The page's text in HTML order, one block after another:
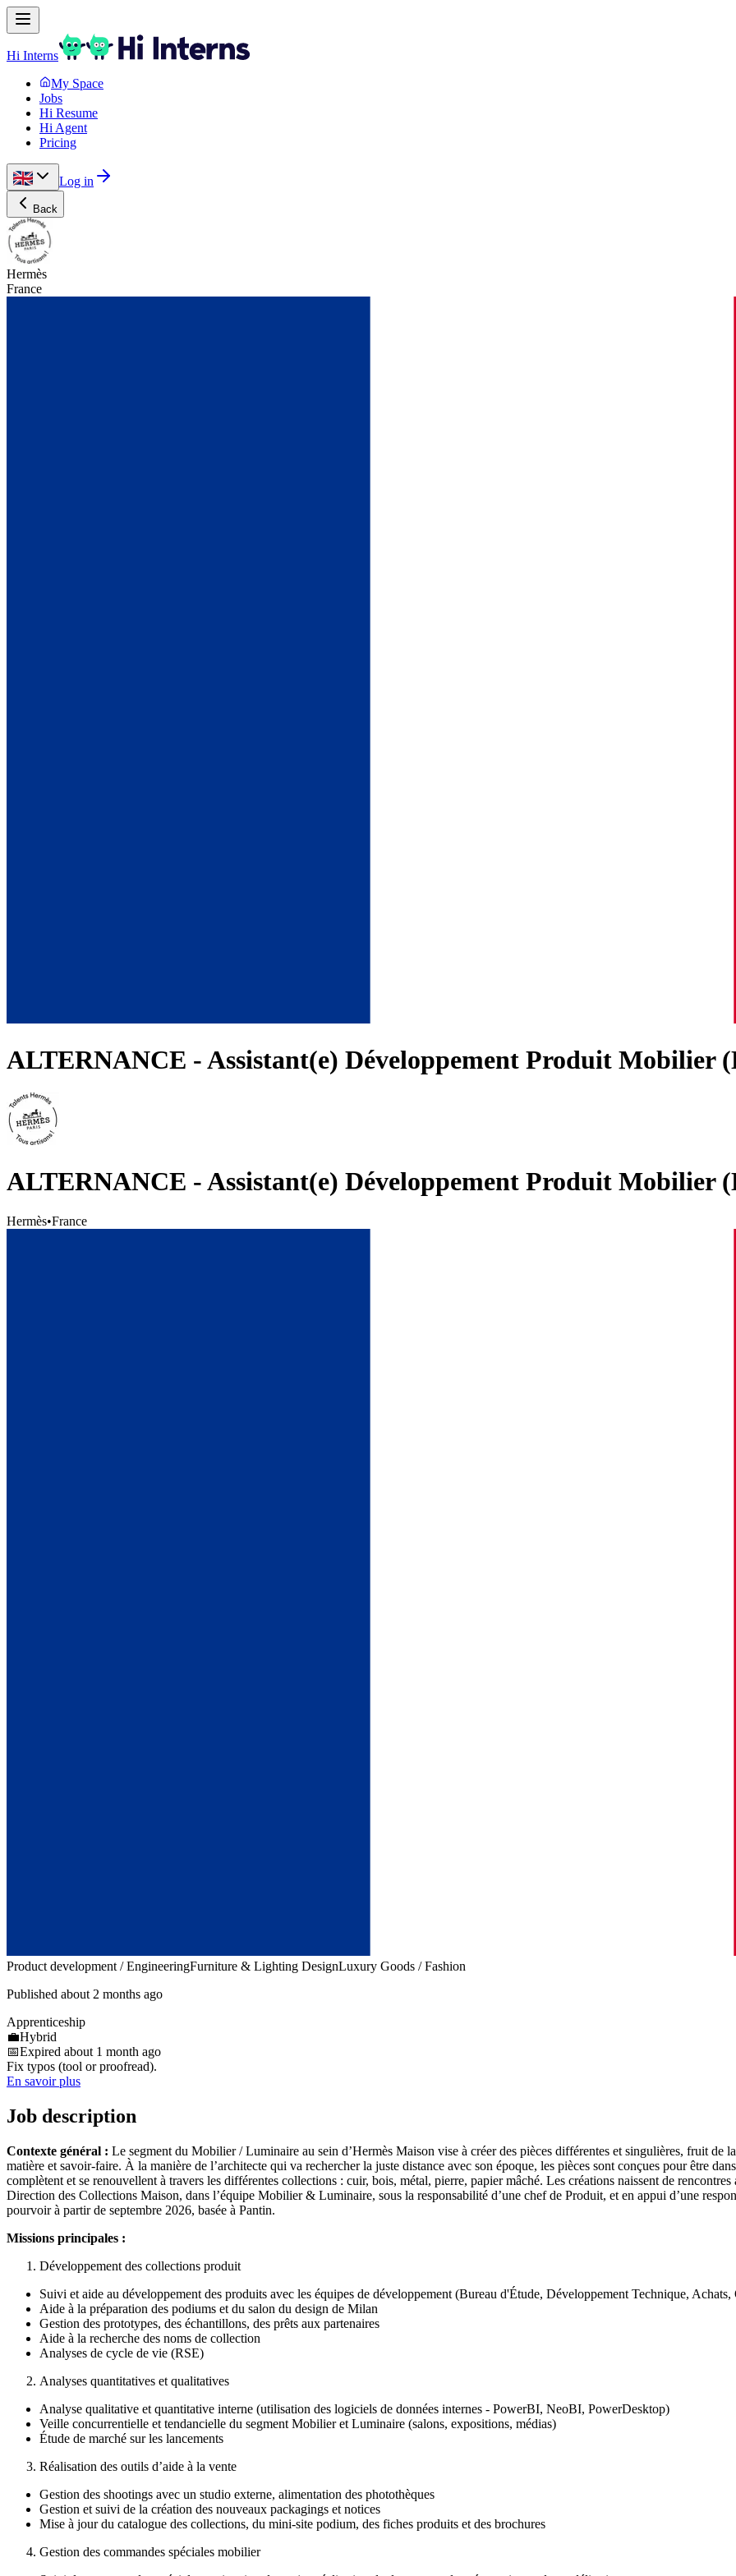
Hi Interns
My Space
Jobs
Hi Resume
Hi Agent
Pricing
Log in
Back
Hermès
France
ALTERNANCE - Assistant(e) Développement Produit Mobilier
ALTERNANCE - Assistant(e) Développement Produit Mobilier
Hermès•France
Product development / EngineeringFurniture & Lighting DesignLuxury Goods / Fashion
Published about 2 months ago
Apprenticeship
💼Hybrid
📅Expired about 1 month ago
Fix typos (tool or proofread).
En savoir plus
Job description
Contexte général : Le segment du Mobilier / Luminaire au sein d’Hermès Maison vise à créer des pièces différentes et singulières, fruit de
matière et savoir-faire. À la manière de l’architecte qui va rechercher la juste distance avec son époque, les pièces sont conçues pour être
complètent et se renouvellent à travers les différentes collections : cuir, bois, métal, pierre, papier mâché. Les créations naissent de
Direction des Collections Maison, dans l’équipe Mobilier & Luminaire, sous la responsabilité d’une chef de Produit, et en appui d’une
pourvoir à partir de septembre 2026, basée à Pantin.
Missions principales :
Développement des collections produit
Suivi et aide au développement des produits avec les équipes de développement (Bureau d'Étude, Développement Technique,
Aide à la préparation des podiums et du salon du design de Milan
Gestion des prototypes, des échantillons, des prêts aux partenaires
Aide à la recherche des noms de collection
Analyses de cycle de vie (RSE)
Analyses quantitatives et qualitatives
Analyse qualitative et quantitative interne (utilisation des logiciels de données internes - PowerBI, NeoBI, PowerDesktop)
Veille concurrentielle et tendancielle du segment Mobilier et Luminaire (salons, expositions, médias)
Étude de marché sur les lancements
Réalisation des outils d’aide à la vente
Gestion des shootings avec un studio externe, alimentation des photothèques
Gestion et suivi de la création des nouveaux packagings et notices
Mise à jour du catalogue des collections, du mini-site podium, des fiches produits et des brochures
Gestion des commandes spéciales mobilier